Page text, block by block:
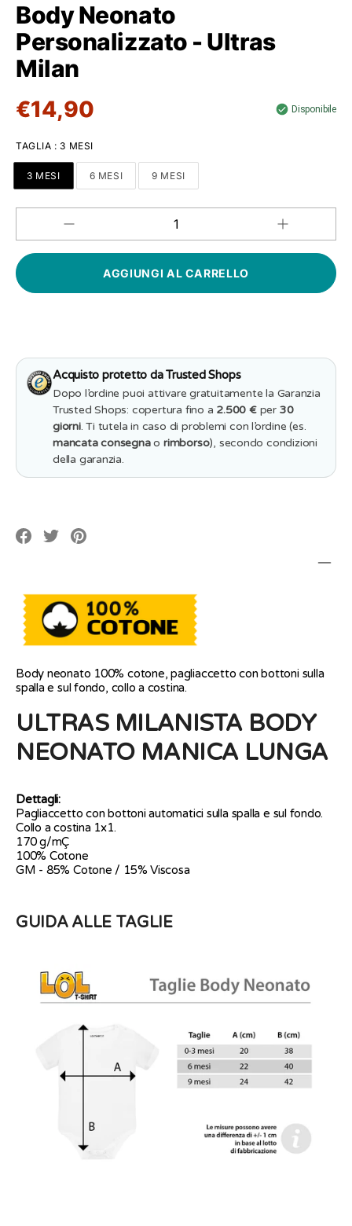
Body Neonato
Personalizzato - Ultras
Milan
€14,90 Disponibile
TAGLIA :3 MESI
3 MESI 6 MESI 9 MESI
Diminuisci
quantità
per
Neonato
Personalizzato
Aumenta
quantità
Acquisto protetto da Trusted Shops
Dopo l’ordine puoi attivare gratuitamente la Garanzia
Trusted Shops: copertura fino a 2.500 €per 30
giorni. Ti tutela in caso di problemi con l’ordine (es.
mancata consegnaorimborso), secondo condizioni
della garanzia.
TranslationTranslationTranslation
Body neonato 100% cotone, pagliaccetto con bottoni sulla
spalla e sul fondo, collo a costina.
ULTRAS MILANISTA BODY
NEONATO MANICA LUNGA
Dettagli:
Pagliaccetto con bottoni automatici sulla spalla e sul fondo.
Collo a costina 1x1.
170 g/mÇ
100% Cotone
GM - 85% Cotone / 15% Viscosa
GUIDA ALLE TAGLIE